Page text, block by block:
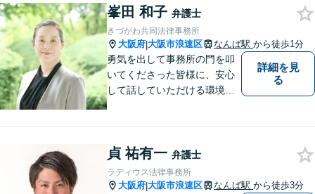
峯田 和子 弁護士
きづがわ共同法律事務所
大阪府|大阪市浪速区 なんば駅 から徒歩1分
勇気を出して事務所の門を叩
いてくださった皆様に、安心
して話していただける環境を
え、丁寧にサポートしてまい
ります。
詳細を見
る
貞 祐有一 弁護士
ラディウス法律事務所
大阪府|大阪市浪速区 なんば駅 から徒歩3分